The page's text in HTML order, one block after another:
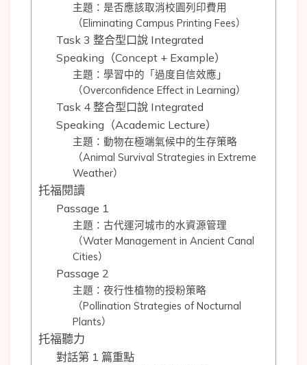
主題：是否應該取消校園列印費用
（Eliminating Campus Printing Fees）
Task 3 整合型口說 Integrated
Speaking（Concept + Example）
主題：學習中的「過度自信效應」
（Overconfidence Effect in Learning）
Task 4 整合型口說 Integrated
Speaking（Academic Lecture）
主題：動物在極端氣候中的生存策略
（Animal Survival Strategies in Extreme
Weather）
托福閱讀
Passage 1
主題：古代運河城市的水資源管理
（Water Management in Ancient Canal
Cities）
Passage 2
主題：夜行性植物的授粉策略
（Pollination Strategies of Nocturnal
Plants）
托福聽力
對話第 1 篇重點